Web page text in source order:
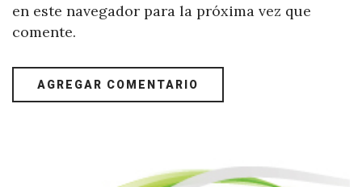
en este navegador para la próxima vez que
comente.